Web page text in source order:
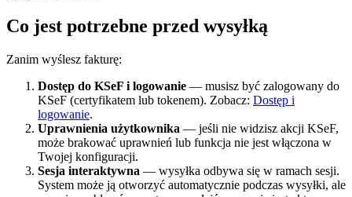
Co jest potrzebne przed wysyłką
Zanim wyślesz fakturę:
Dostęp do KSeF i logowanie — musisz być zalogowany do
KSeF (certyfikatem lub tokenem). Zobacz: Dostęp i
logowanie.
Uprawnienia użytkownika — jeśli nie widzisz akcji KSeF,
może brakować uprawnień lub funkcja nie jest włączona w
Twojej konfiguracji.
Sesja interaktywna — wysyłka odbywa się w ramach sesji.
System może ją otworzyć automatycznie podczas wysyłki, ale